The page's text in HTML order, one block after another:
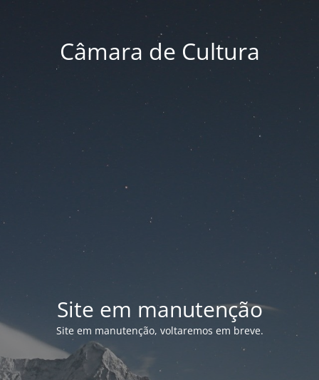
Câmara de Cultura
Site em manutenção
Site em manutenção, voltaremos em breve.